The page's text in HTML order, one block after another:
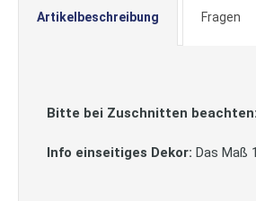
Artikelbeschreibung
Bitte bei Zuschnitten beachten:
Info einseitiges Dekor: Das Maß
Fragen